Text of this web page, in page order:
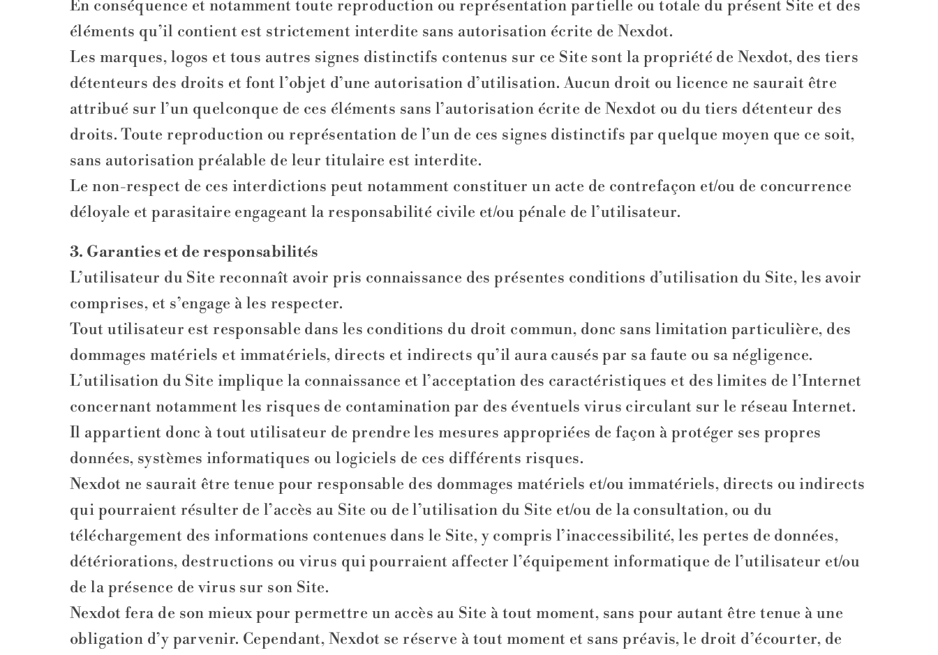
En conséquence et notamment toute reproduction ou représentation partielle ou totale du présent Site et des
éléments qu’il contient est strictement interdite sans autorisation écrite de Nexdot.
Les marques, logos et tous autres signes distinctifs contenus sur ce Site sont la propriété de Nexdot, des tiers
détenteurs des droits et font l’objet d’une autorisation d’utilisation. Aucun droit ou licence ne saurait être
attribué sur l’un quelconque de ces éléments sans l’autorisation écrite de Nexdot ou du tiers détenteur des
droits. Toute reproduction ou représentation de l’un de ces signes distinctifs par quelque moyen que ce soit,
sans autorisation préalable de leur titulaire est interdite.
Le non-respect de ces interdictions peut notamment constituer un acte de contrefaçon et/ou de concurrence
déloyale et parasitaire engageant la responsabilité civile et/ou pénale de l’utilisateur.
3. Garanties et de responsabilités
L’utilisateur du Site reconnaît avoir pris connaissance des présentes conditions d’utilisation du Site, les avoir
comprises, et s’engage à les respecter.
Tout utilisateur est responsable dans les conditions du droit commun, donc sans limitation particulière, des
dommages matériels et immatériels, directs et indirects qu’il aura causés par sa faute ou sa négligence.
L’utilisation du Site implique la connaissance et l’acceptation des caractéristiques et des limites de l’Internet
concernant notamment les risques de contamination par des éventuels virus circulant sur le réseau Internet.
Il appartient donc à tout utilisateur de prendre les mesures appropriées de façon à protéger ses propres
données, systèmes informatiques ou logiciels de ces différents risques.
Nexdot ne saurait être tenue pour responsable des dommages matériels et/ou immatériels, directs ou indirects
qui pourraient résulter de l’accès au Site ou de l’utilisation du Site et/ou de la consultation, ou du
téléchargement des informations contenues dans le Site, y compris l’inaccessibilité, les pertes de données,
détériorations, destructions ou virus qui pourraient affecter l’équipement informatique de l’utilisateur et/ou
de la présence de virus sur son Site.
Nexdot fera de son mieux pour permettre un accès au Site à tout moment, sans pour autant être tenue à une
obligation d’y parvenir. Cependant, Nexdot se réserve à tout moment et sans préavis, le droit d’écourter, de